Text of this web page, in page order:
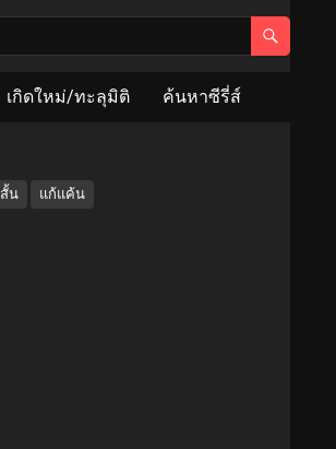
เกิดใหม่/ทะลุมิติ ค้นหาซีรี่ส์
น แก้แค้น